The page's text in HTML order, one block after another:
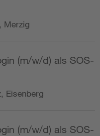
Merzig
(m/w/d) als SOS-
Eisenberg
(m/w/d) als SOS-